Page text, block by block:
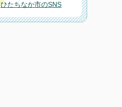
ひたちなか市のSNS